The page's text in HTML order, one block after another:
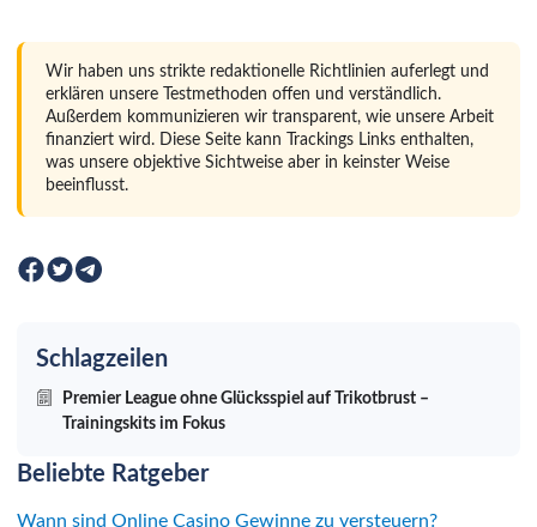
Wir haben uns strikte redaktionelle Richtlinien auferlegt und
erklären unsere Testmethoden offen und verständlich.
Außerdem kommunizieren wir transparent, wie unsere Arbeit
finanziert wird. Diese Seite kann Trackings Links enthalten,
was unsere objektive Sichtweise aber in keinster Weise
beeinflusst.
Schlagzeilen
Premier League ohne Glücksspiel auf Trikotbrust –
Trainingskits im Fokus
Beliebte Ratgeber
Wann sind Online Casino Gewinne zu versteuern?